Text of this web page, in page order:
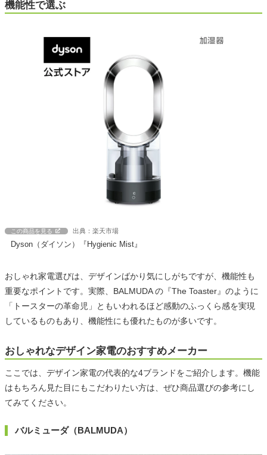
機能性で選ぶ
この商品を見る 出典：楽天市場
Dyson（ダイソン）『Hygienic Mist』
おしゃれ家電選びは、デザインばかり気にしがちですが、機能性も
重要なポイントです。実際、BALMUDA の『The Toaster』のように
「トースターの革命児」ともいわれるほど感動のふっくら感を実現
しているものもあり、機能性にも優れたものが多いです。
おしゃれなデザイン家電のおすすめメーカー
ここでは、デザイン家電の代表的な4ブランドをご紹介します。機能
はもちろん見た目にもこだわりたい方は、ぜひ商品選びの参考にし
てみてください。
バルミューダ（BALMUDA）